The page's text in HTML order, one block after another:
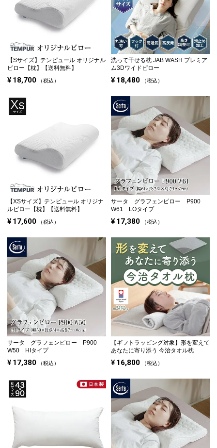
【Sサイズ】 テンピュール オリジナル
ピロー【枕】【送料無料】
¥ 18,700 税込
洗って干せる枕 JAB WASH プレミア
ム3Dワイドピロー
¥ 18,480 税込
【XSサイズ】 テンピュール オリジナ
ルピロー【枕】【送料無料】
¥ 17,600 税込
サータ グラフェンピロー P900
W61 LOタイプ
¥ 17,380 税込
サータ グラフェンピロー P900
W50 HIタイプ
¥ 17,380 税込
【ギフトラッピング対象】 形を変えて
あなたに寄り添う 今治タオル枕
¥ 16,800 税込